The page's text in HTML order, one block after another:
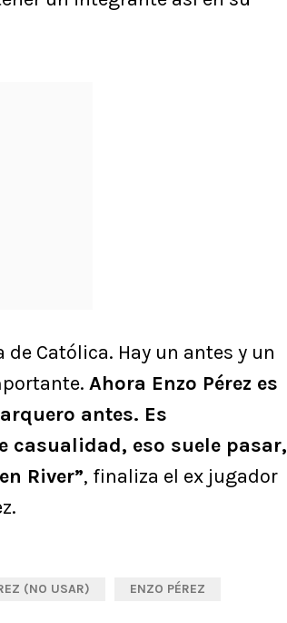
Católica. Hay un antes y un
Ahora Enzo Pérez es
antes. Es
casualidad, eso suele pasar,
River”, finaliza el ex jugador
(NO USAR) ENZO PÉREZ